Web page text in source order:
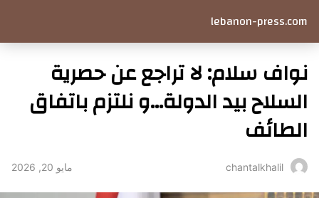
lebanon-press.com
نواف سلام: لا تراجع عن حصرية
السلاح بيد الدولة…و نلتزم باتفاق
الطائف
chantalkhalil مايو 20, 2026